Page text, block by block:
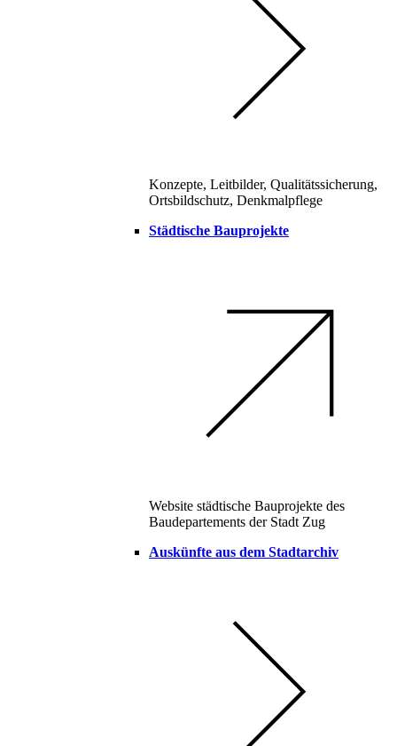
Konzepte, Leitbilder, Qualitätssicherung,
Ortsbildschutz, Denkmalpflege
Städtische Bauprojekte
Website städtische Bauprojekte des
Baudepartements der Stadt Zug
Auskünfte aus dem Stadtarchiv